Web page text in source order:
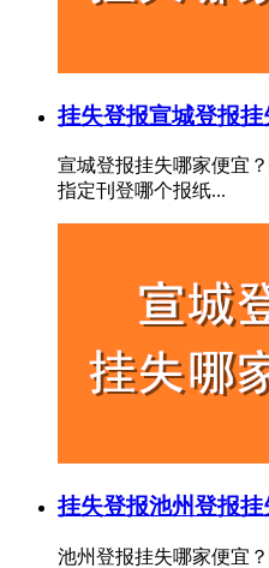
挂失登报宣城登报挂
宣城登报挂失哪家便宜
指定刊登哪个报纸...
挂失登报池州登报挂
池州登报挂失哪家便宜